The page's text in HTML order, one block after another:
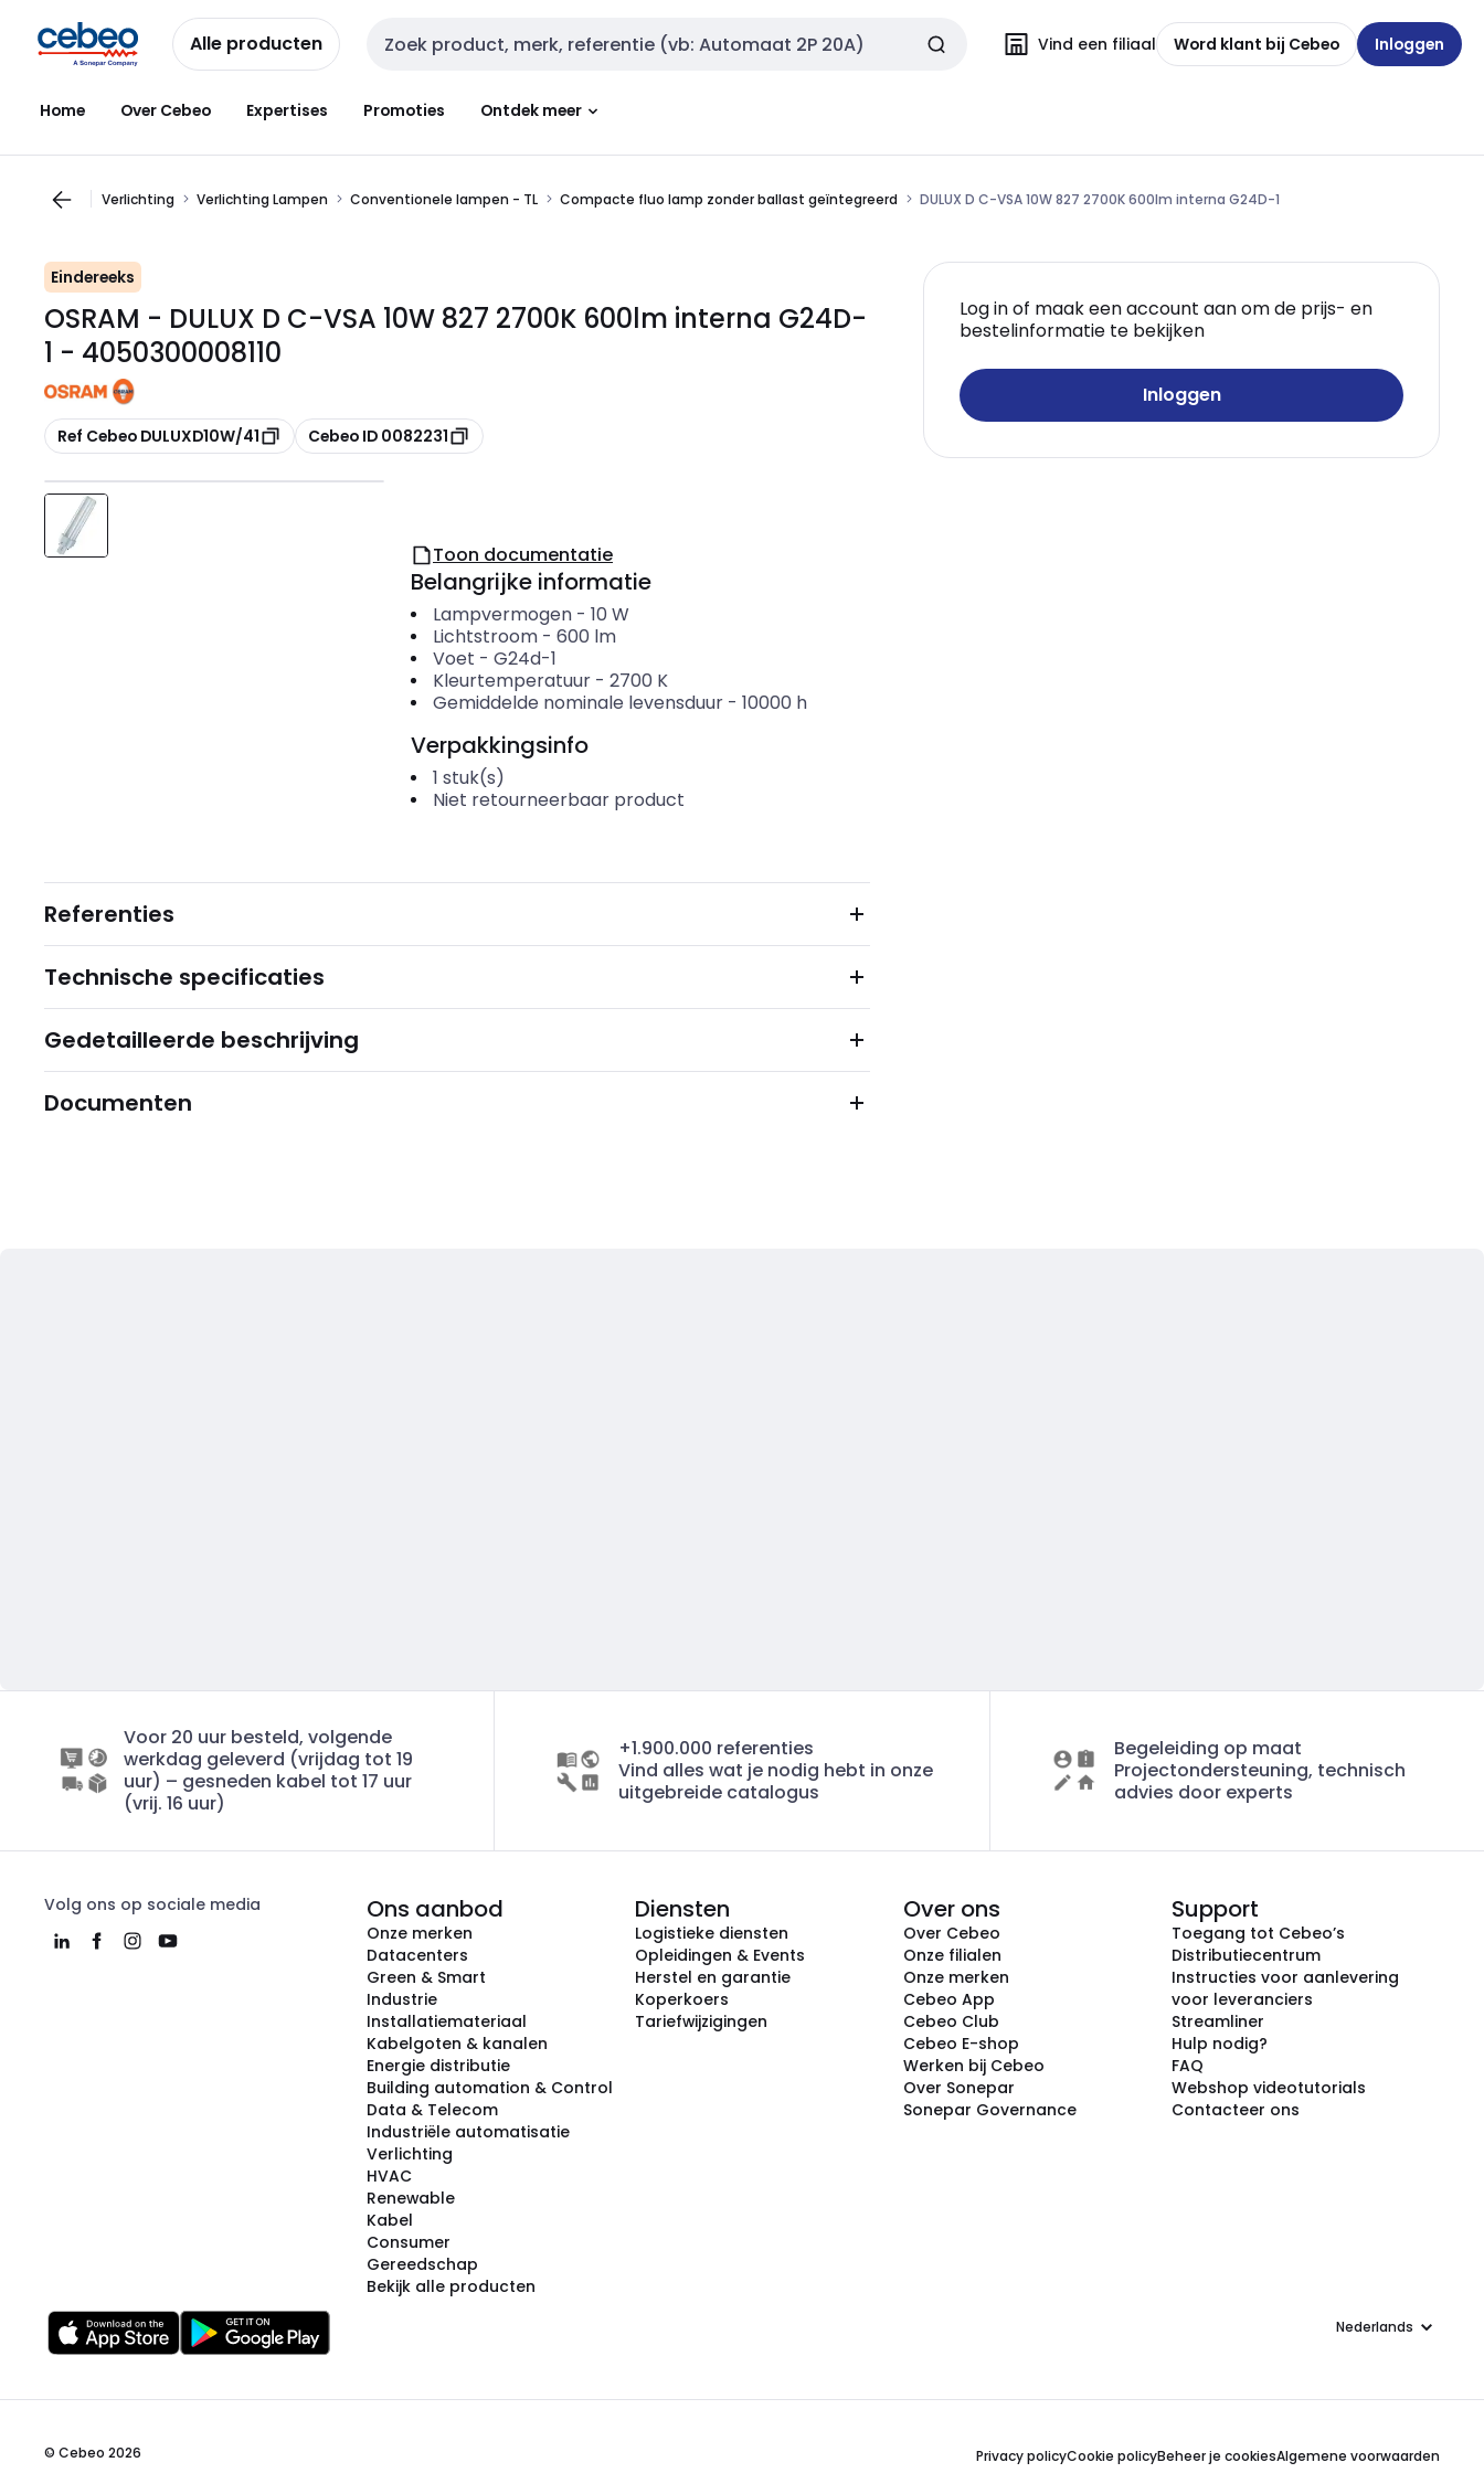
naar
navigatie
naar
inhoud
Alle producten Zoekveld invoer Vind een filiaal Word klant bij Cebeo Inloggen
Home Over Cebeo Expertises Promoties Ontdek meer
Verlichting Verlichting Lampen Conventionele lampen - TL Compacte fluo lamp zonder ballast geïntegreerd DULUX D C-VSA 10W 827 2700K 600lm interna G24D-1
Eindereeks
OSRAM - DULUX D C-VSA 10W 827 2700K 600lm interna G24D-
1 - 4050300008110
Kopiëren
Ref Cebeo DULUXD10W/41 Kopiëren
Cebeo ID 0082231
Log in of maak een account aan om de prijs- en
bestelinformatie te bekijken
Inloggen
Toon documentatie
Belangrijke informatie
Lampvermogen- 10 W
Lichtstroom- 600 lm
Voet - G24d-1
Kleurtemperatuur- 2700 K
Gemiddelde nominale levensduur- 10000 h
Verpakkingsinfo
1 stuk(s)
Niet retourneerbaar product
Referenties
Technische specificaties
Gedetailleerde beschrijving
Documenten
Voor 20 uur besteld, volgende
werkdag geleverd (vrijdag tot 19
uur) – gesneden kabel tot 17 uur
(vrij. 16 uur)
+1.900.000 referenties
Vind alles wat je nodig hebt in onze
uitgebreide catalogus
Begeleiding op maat
Projectondersteuning, technisch
advies door experts
Volg ons op sociale media Ons aanbod
Onze merken
Datacenters
Green & Smart
Industrie
Installatiemateriaal
Kabelgoten & kanalen
Energie distributie
Building automation & Control
Data & Telecom
Industriële automatisatie
Verlichting
HVAC
Renewable
Kabel
Consumer
Gereedschap
Bekijk alle producten
Diensten
Logistieke diensten
Opleidingen & Events
Herstel en garantie
Koperkoers
Tariefwijzigingen
Over ons
Over Cebeo
Onze filialen
Onze merken
Cebeo App
Cebeo Club
Cebeo E-shop
Werken bij Cebeo
Over Sonepar
Sonepar Governance
Support
Toegang tot Cebeo’s
Distributiecentrum
Instructies voor aanlevering
voor leveranciers
Streamliner
Hulp nodig?
FAQ
Webshop videotutorials
Contacteer ons
Taal
© Cebeo 2026 Privacy policyCookie policyBeheer je cookiesAlgemene voorwaarden